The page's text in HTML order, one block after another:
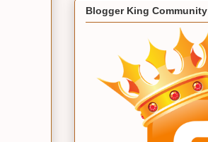
Blogger King Community